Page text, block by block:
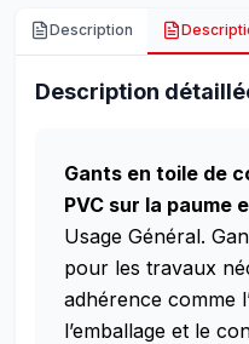
Description
Description
Gants en toile de
PVC sur la paume
Usage Général.
pour les travaux
adhérence comme
l’emballage et le